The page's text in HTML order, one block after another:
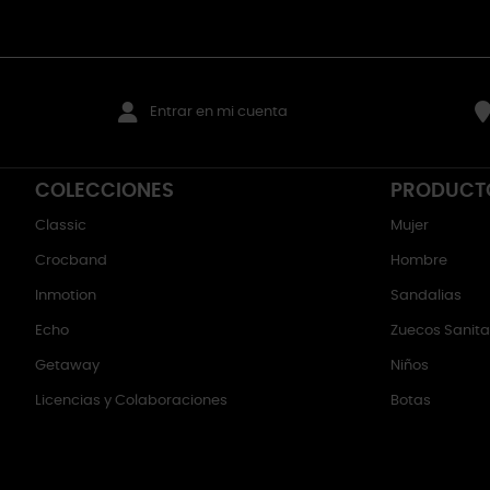
Entrar en mi cuenta
COLECCIONES
Classic
Crocband
Inmotion
Echo
Getaway
Licencias y Colaboraciones
Mujer
Hombre
Sandalias
Zuecos
Niños
Botas